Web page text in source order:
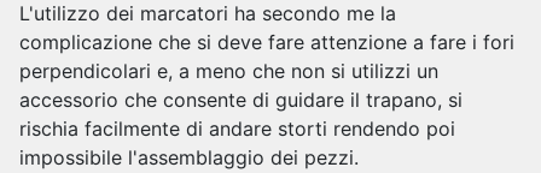
L'utilizzo dei marcatori ha secondo me la
complicazione che si deve fare attenzione a fare i fori
perpendicolari e, a meno che non si utilizzi un
accessorio che consente di guidare il trapano, si
rischia facilmente di andare storti rendendo poi
impossibile l'assemblaggio dei pezzi.